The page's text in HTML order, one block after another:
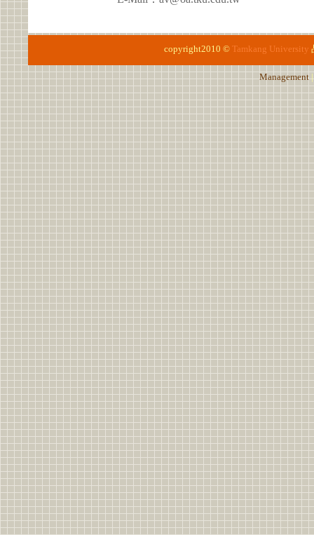
copyright2010 © Tamkang University
Management